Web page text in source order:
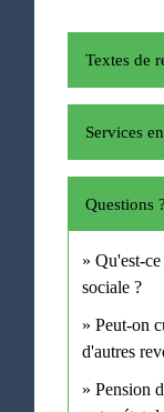
Textes de
Services
Questions
Qu'est-
sociale ?
Peut-on
d'autres
Pension